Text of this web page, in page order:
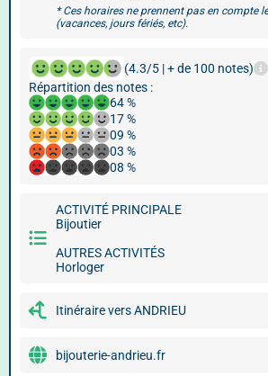
* Ces horaires ne prennent pas en compte
(vacances, jours fériés, etc).
(4.3/5 | + de 100 notes)
Répartition des notes :
64 %
17 %
09 %
03 %
08 %
ACTIVITÉ PRINCIPALE
Bijoutier
AUTRES ACTIVITÉS
Horloger
Itinéraire vers ANDRIEU
bijouterie-andrieu.fr